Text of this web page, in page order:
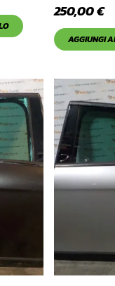
250,00€
AGGIUNGI